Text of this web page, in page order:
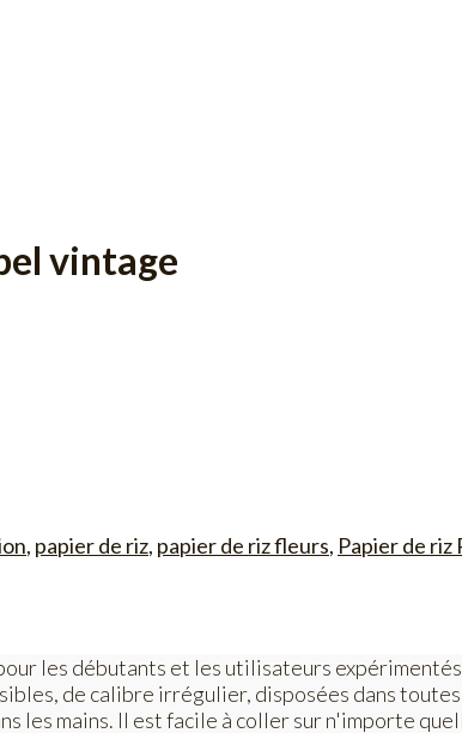
vintage
, papier de riz, papier de riz fleurs, Papier de riz
les débutants et les utilisateurs
de calibre irrégulier, disposées dans
les mains. Il est facile à coller sur n'importe